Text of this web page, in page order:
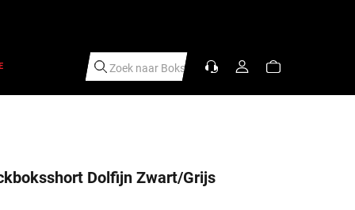
Zoek naar Sc|
Dolfijn Zwart/Grijs